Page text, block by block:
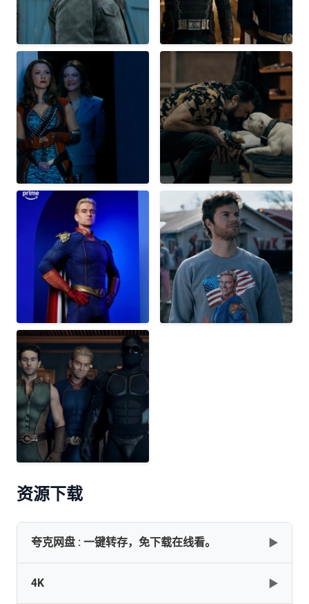
资源下载
夸克网盘 : 一键转存，免下载在线看。 ▶
🅰️🅰️【黑袍纠察队全5季】【4K.HDR.DolbyVision双版本】
【总大396G】【内封精修简英双语&简中特效字幕.年糕】
4K ▶